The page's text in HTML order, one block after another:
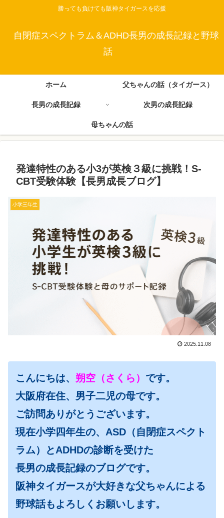
勝っても負けても阪神タイガースを応援
自閉症スペクトラム＆ADHD長男の成長記録と野球
話
ホーム 父ちゃんの話（タイガース）
長男の成長記録 次男の成長記録
母ちゃんの話
発達特性のある小3が英検３級に挑戦！S-
CBT受験体験【長男成長ブログ】
小学三年生
2025.11.08
こんにちは、 朔空（さくら） です。
大阪府在住、男子二児の母です。
ご訪問ありがとうございます。
現在小学四年生の、ASD（自閉症スペクト
ラム）とADHDの診断を受けた
長男の成長記録のブログです。
阪神タイガースが大好きな父ちゃんによる
野球話もよろしくお願いします。